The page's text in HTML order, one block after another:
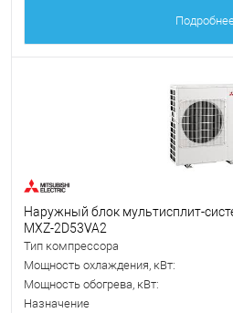
Наружный блок мультисплит-
MXZ-2D53VA2
Тип компрессора
Мощность охлаждения, кВт:
Мощность обогрева, кВт:
Назначение